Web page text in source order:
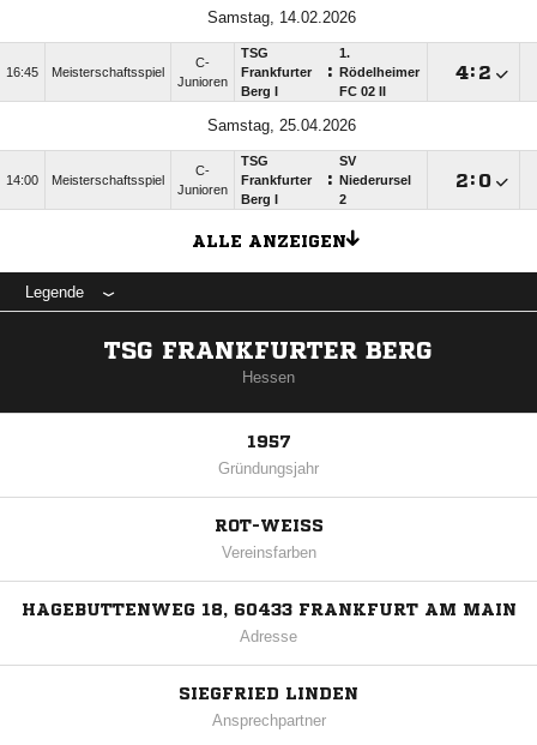
Samstag, 14.02.2026
16:45 Meisterschaftsspiel
C-
Junioren
TSG
Frankfurter
Berg I
:
1.
Rödelheimer
FC 02 II
: 
Samstag, 25.04.2026
14:00 Meisterschaftsspiel
C-
Junioren
TSG
Frankfurter
Berg I
:
SV
Niederursel
2
: 
ALLE ANZEIGEN
Legende
TSG FRANKFURTER BERG
Hessen
1957
Gründungsjahr
ROT-WEISS
Vereinsfarben
HAGEBUTTENWEG 18, 60433 FRANKFURT AM MAIN
Adresse
SIEGFRIED LINDEN
Ansprechpartner